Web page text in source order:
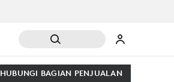
HUBUNGI BAGIAN PENJUALAN